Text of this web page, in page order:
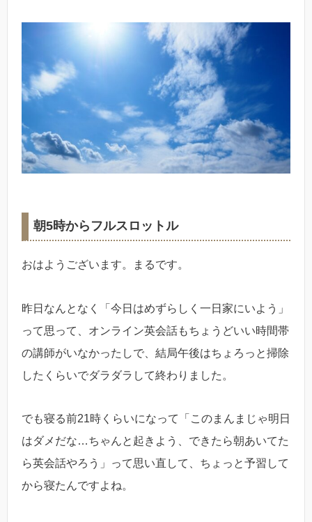
朝5時からフルスロットル
おはようございます。まるです。
昨日なんとなく「今日はめずらしく一日家にいよう」
って思って、オンライン英会話もちょうどいい時間帯
の講師がいなかったしで、結局午後はちょろっと掃除
したくらいでダラダラして終わりました。
でも寝る前21時くらいになって「このまんまじゃ明日
はダメだな…ちゃんと起きよう、できたら朝あいてた
ら英会話やろう」って思い直して、ちょっと予習して
から寝たんですよね。